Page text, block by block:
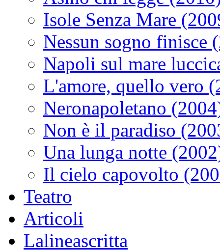
Isole Senza Mare
Nessun sogno finisce
Napoli sul mare
L'amore, quello vero
Neronapoletano
Non è il paradiso
Una lunga notte
Il cielo capovolto
Teatro
Articoli
Lalineascritta